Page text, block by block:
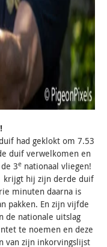
had geklokt om 7.53
duif verwelkomen en
3e nationaal vliegen!
krijgt hij zijn derde duif
minuten daarna is
pakken. En zijn vijfde
de nationale uitslag
te noemen en deze
van zijn inkorvingslijst